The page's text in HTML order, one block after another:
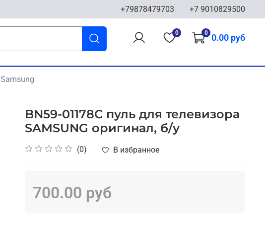
+79878479703 +7 9010829500
0 0 0.00 руб
Samsung
BN59-01178C пуль для телевизора
SAMSUNG оригинал, б/у
(0) В избранное
700.00 руб